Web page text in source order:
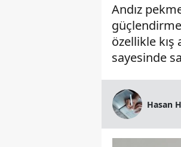
Andız
özellikle kış
sayesinde
Hasan